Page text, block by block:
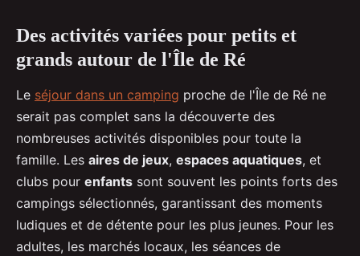
Des activités variées pour petits et
grands autour de l'Île de Ré
Le séjour dans un camping proche de l'Île de Ré ne
serait pas complet sans la découverte des
nombreuses activités disponibles pour toute la
famille. Les aires de jeux, espaces aquatiques, et
clubs pour enfants sont souvent les points forts des
campings sélectionnés, garantissant des moments
ludiques et de détente pour les plus jeunes. Pour les
adultes, les marchés locaux, les séances de